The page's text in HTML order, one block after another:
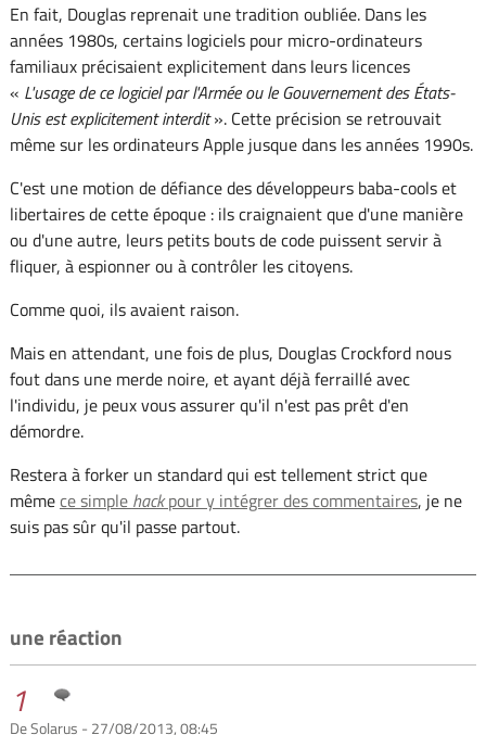
En fait, Douglas reprenait une tradition oubliée. Dans les
années 1980s, certains logiciels pour micro-ordinateurs
familiaux précisaient explicitement dans leurs licences
« L'usage de ce logiciel par l'Armée ou le Gouvernement des États-
Unis est explicitement interdit». Cette précision se retrouvait
même sur les ordinateurs Apple jusque dans les années 1990s.
C'est une motion de défiance des développeurs baba-cools et
libertaires de cette époque : ils craignaient que d'une manière
ou d'une autre, leurs petits bouts de code puissent servir à
fliquer, à espionner ou à contrôler les citoyens.
Comme quoi, ils avaient raison.
Mais en attendant, une fois de plus, Douglas Crockford nous
fout dans une merde noire, et ayant déjà ferraillé avec
l'individu, je peux vous assurer qu'il n'est pas prêt d'en
démordre.
Restera à forker un standard qui est tellement strict que
mêmece simple hackpour y intégrer des commentaires, je ne
suis pas sûr qu'il passe partout.
une réaction
1
DeSolarus - 27/08/2013, 08:45